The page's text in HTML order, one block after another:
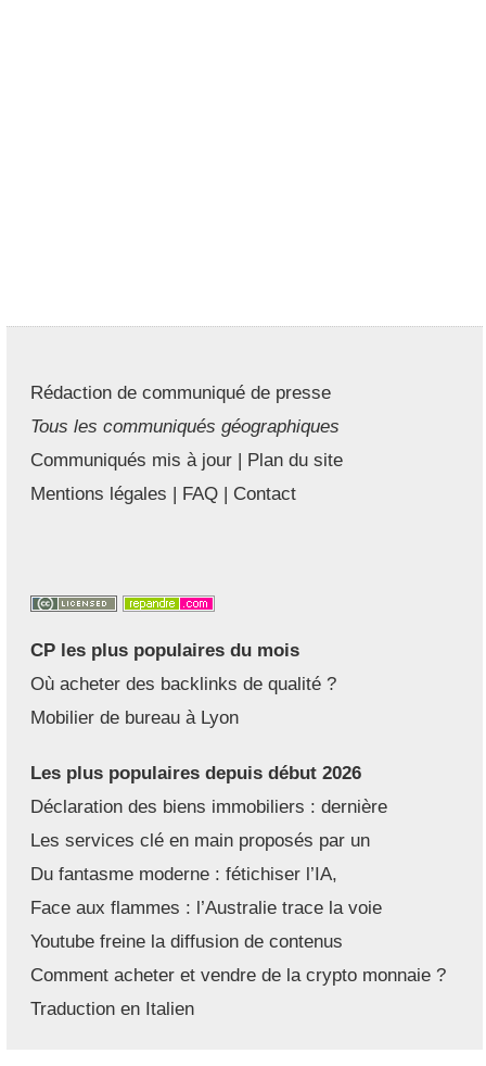
Rédaction de communiqué de presse
Tous les communiqués géographiques
Communiqués mis à jour | Plan du site
Mentions légales | FAQ | Contact
CP les plus populaires du mois
Où acheter des backlinks de qualité ?
Mobilier de bureau à Lyon
Les plus populaires depuis début 2026
Déclaration des biens immobiliers : dernière
Les services clé en main proposés par un
Du fantasme moderne : fétichiser l’IA,
Face aux flammes : l’Australie trace la voie
Youtube freine la diffusion de contenus
Comment acheter et vendre de la crypto monnaie ?
Traduction en Italien